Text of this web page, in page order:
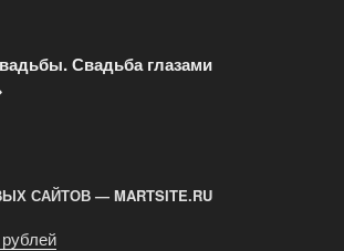
Свадьба глазами
САЙТОВ — MARTSITE.RU